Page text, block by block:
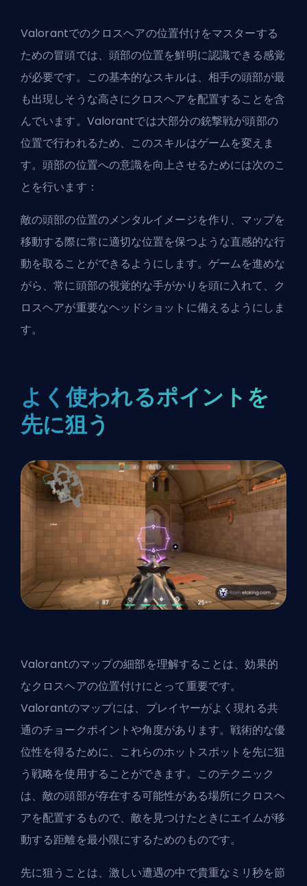
Valorantでのクロスヘアの位置付けをマスターする
ための冒頭では、頭部の位置を鮮明に認識できる感覚
が必要です。この基本的なスキルは、相手の頭部が最
も出現しそうな高さにクロスヘアを配置することを含
んでいます。Valorantでは大部分の銃撃戦が頭部の
位置で行われるため、このスキルはゲームを変えま
す。頭部の位置への意識を向上させるためには次のこ
とを行います：
敵の頭部の位置のメンタルイメージを作り、マップを
移動する際に常に適切な位置を保つような直感的な行
動を取ることができるようにします。ゲームを進めな
がら、常に頭部の視覚的な手がかりを頭に入れて、ク
ロスヘアが重要なヘッドショットに備えるようにしま
す。
よく使われるポイントを
先に狙う
Valorantのマップの細部を理解することは、効果的
なクロスヘアの位置付けにとって重要です。
Valorantのマップには、プレイヤーがよく現れる共
通のチョークポイントや角度があります。戦術的な優
位性を得るために、これらのホットスポットを先に狙
う戦略を使用することができます。このテクニック
は、敵の頭部が存在する可能性がある場所にクロスヘ
アを配置するもので、敵を見つけたときにエイムが移
動する距離を最小限にするためのものです。
先に狙うことは、激しい遭遇の中で貴重なミリ秒を節